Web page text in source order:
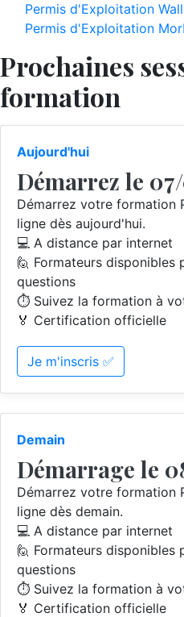
Permis d'Exploitation
Permis d'Exploitation
Prochaines
formation
Aujourd'hui
Démarrez le
Démarrez votre formation
ligne dès aujourd'hui.
💻 A distance par internet
🙋 Formateurs disponibles
questions
⏱️ Suivez la formation à
🏅 Certification officielle
Je m'inscris ✅
Demain
Démarrage le
Démarrez votre formation
ligne dès demain.
💻 A distance par internet
🙋 Formateurs disponibles
questions
⏱️ Suivez la formation à
🏅 Certification officielle